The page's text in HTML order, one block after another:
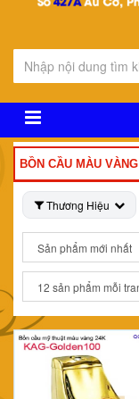
BỒN CẦU MÀU
Thương Hiệu